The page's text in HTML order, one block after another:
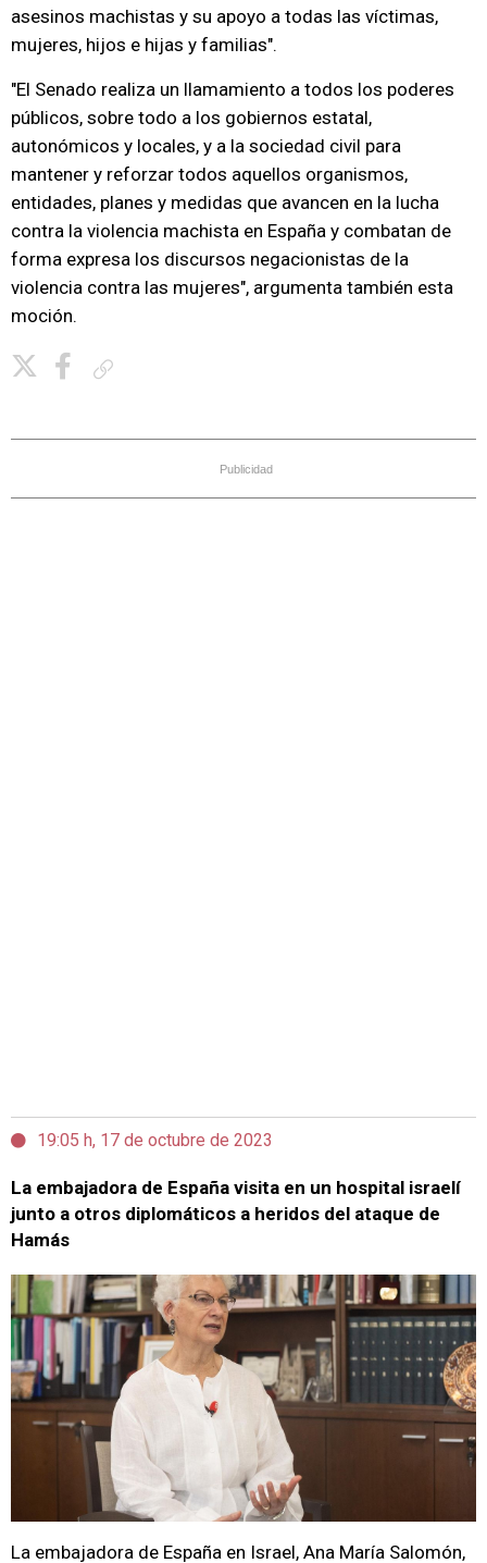
asesinos machistas y su apoyo a todas las víctimas,
mujeres, hijos e hijas y familias".
"El Senado realiza un llamamiento a todos los poderes
públicos, sobre todo a los gobiernos estatal,
autonómicos y locales, y a la sociedad civil para
mantener y reforzar todos aquellos organismos,
entidades, planes y medidas que avancen en la lucha
contra la violencia machista en España y combatan de
forma expresa los discursos negacionistas de la
violencia contra las mujeres", argumenta también esta
moción.
Publicidad
19:05 h, 17 de octubre de 2023
La embajadora de España visita en un hospital israelí
junto a otros diplomáticos a heridos del ataque de
Hamás
La embajadora de España en Israel, Ana María Salomón,